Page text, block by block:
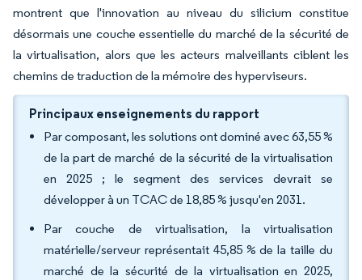
montrent que l'innovation au niveau du silicium constitue
désormais une couche essentielle du marché de la sécurité de
la virtualisation, alors que les acteurs malveillants ciblent les
chemins de traduction de la mémoire des hyperviseurs.
Principaux enseignements du rapport
Par composant, les solutions ont dominé avec 63,55 %
de la part de marché de la sécurité de la virtualisation
en 2025 ; le segment des services devrait se
développer à un TCAC de 18,85 % jusqu'en 2031.
Par couche de virtualisation, la virtualisation
matérielle/serveur représentait 45,85 % de la taille du
marché de la sécurité de la virtualisation en 2025,